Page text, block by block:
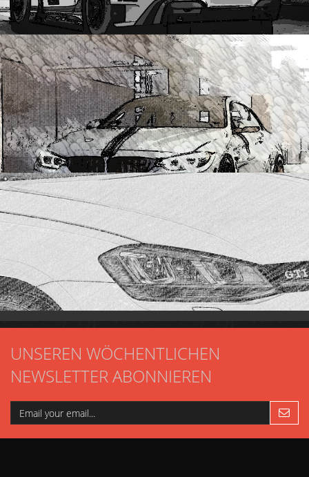
UNSEREN WÖCHENTLICHEN
NEWSLETTER ABONNIEREN